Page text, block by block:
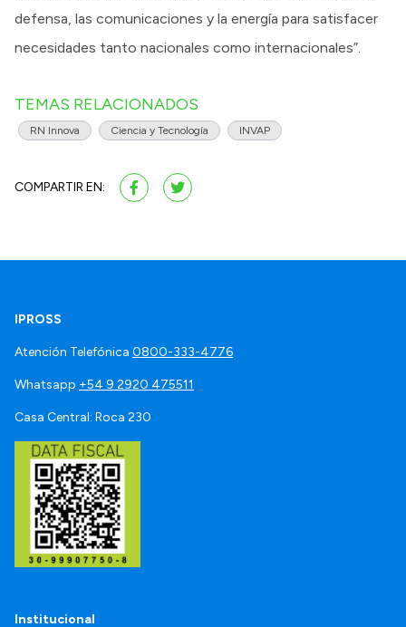
defensa, las comunicaciones y la energía para satisfacer
necesidades tanto nacionales como internacionales”.
TEMAS RELACIONADOS
RN Innova Ciencia y Tecnología INVAP
COMPARTIR EN:
IPROSS
Atención Telefónica 0800-333-4776
Whatsapp +54 9 2920 475511
Casa Central: Roca 230
Institucional